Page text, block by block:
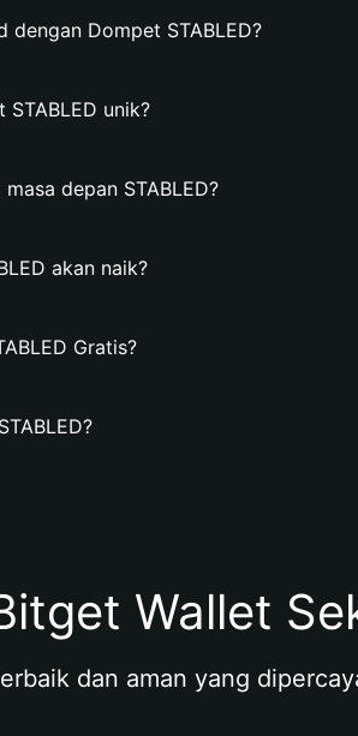
dengan Dompet STABLED?
unik?
depan STABLED?
akan naik?
Gratis?
Wallet
dan aman yang